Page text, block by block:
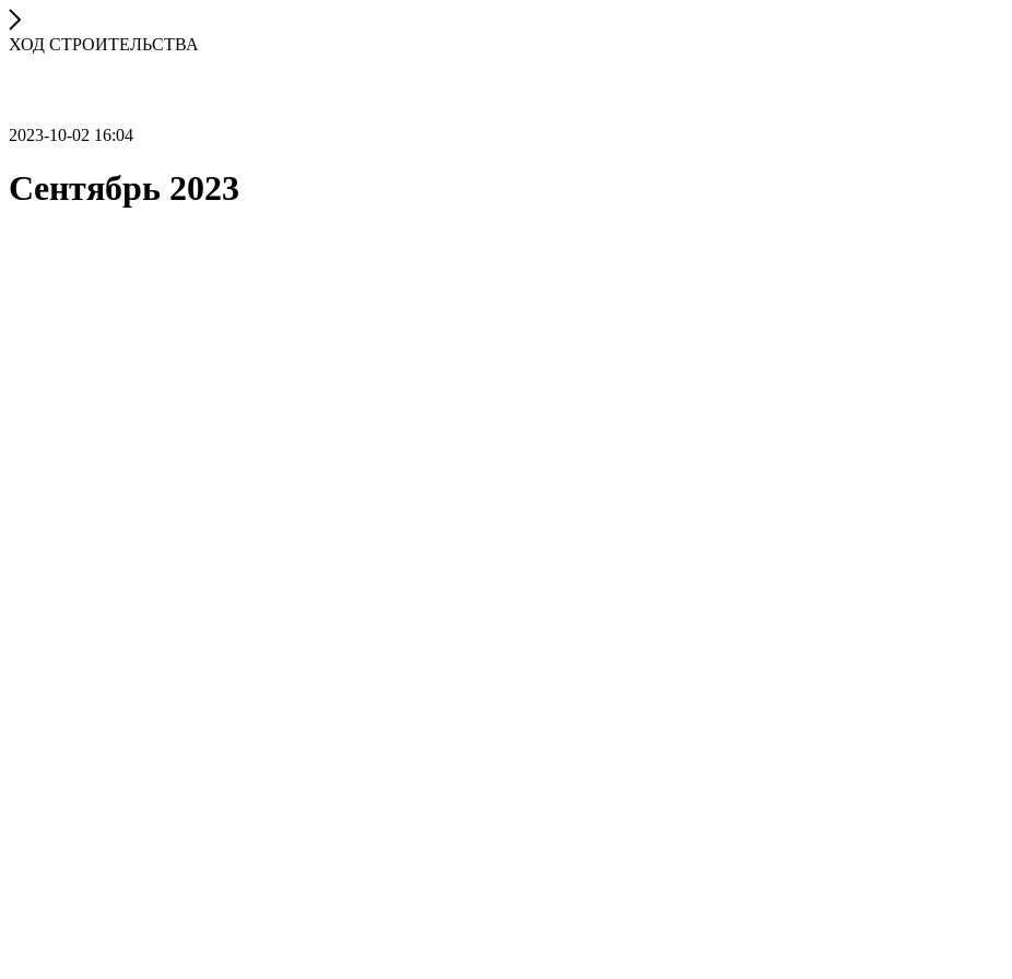
ХОД СТРОИТЕЛЬСТВА
2023-10-02 16:04
Сентябрь 2023